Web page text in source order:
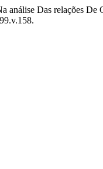
análise Das relações De